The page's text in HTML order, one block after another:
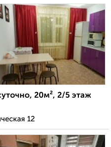
20м², 2/5 этаж
12